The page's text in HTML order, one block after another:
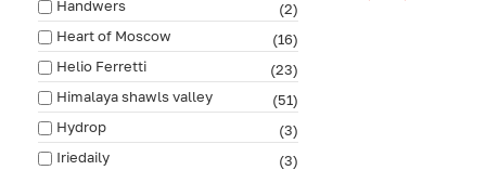
Handwers
(2)
Heart of Moscow
(16)
Helio Ferretti
(23)
Himalaya shawls valley
(51)
Hydrop
(3)
Iriedaily
(3)